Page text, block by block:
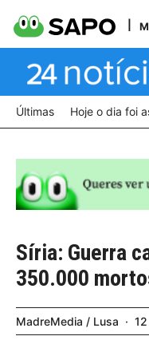
Últimas Hoje o dia foi
Síria: Guerra
350.000
MadreMedia / Lusa 12